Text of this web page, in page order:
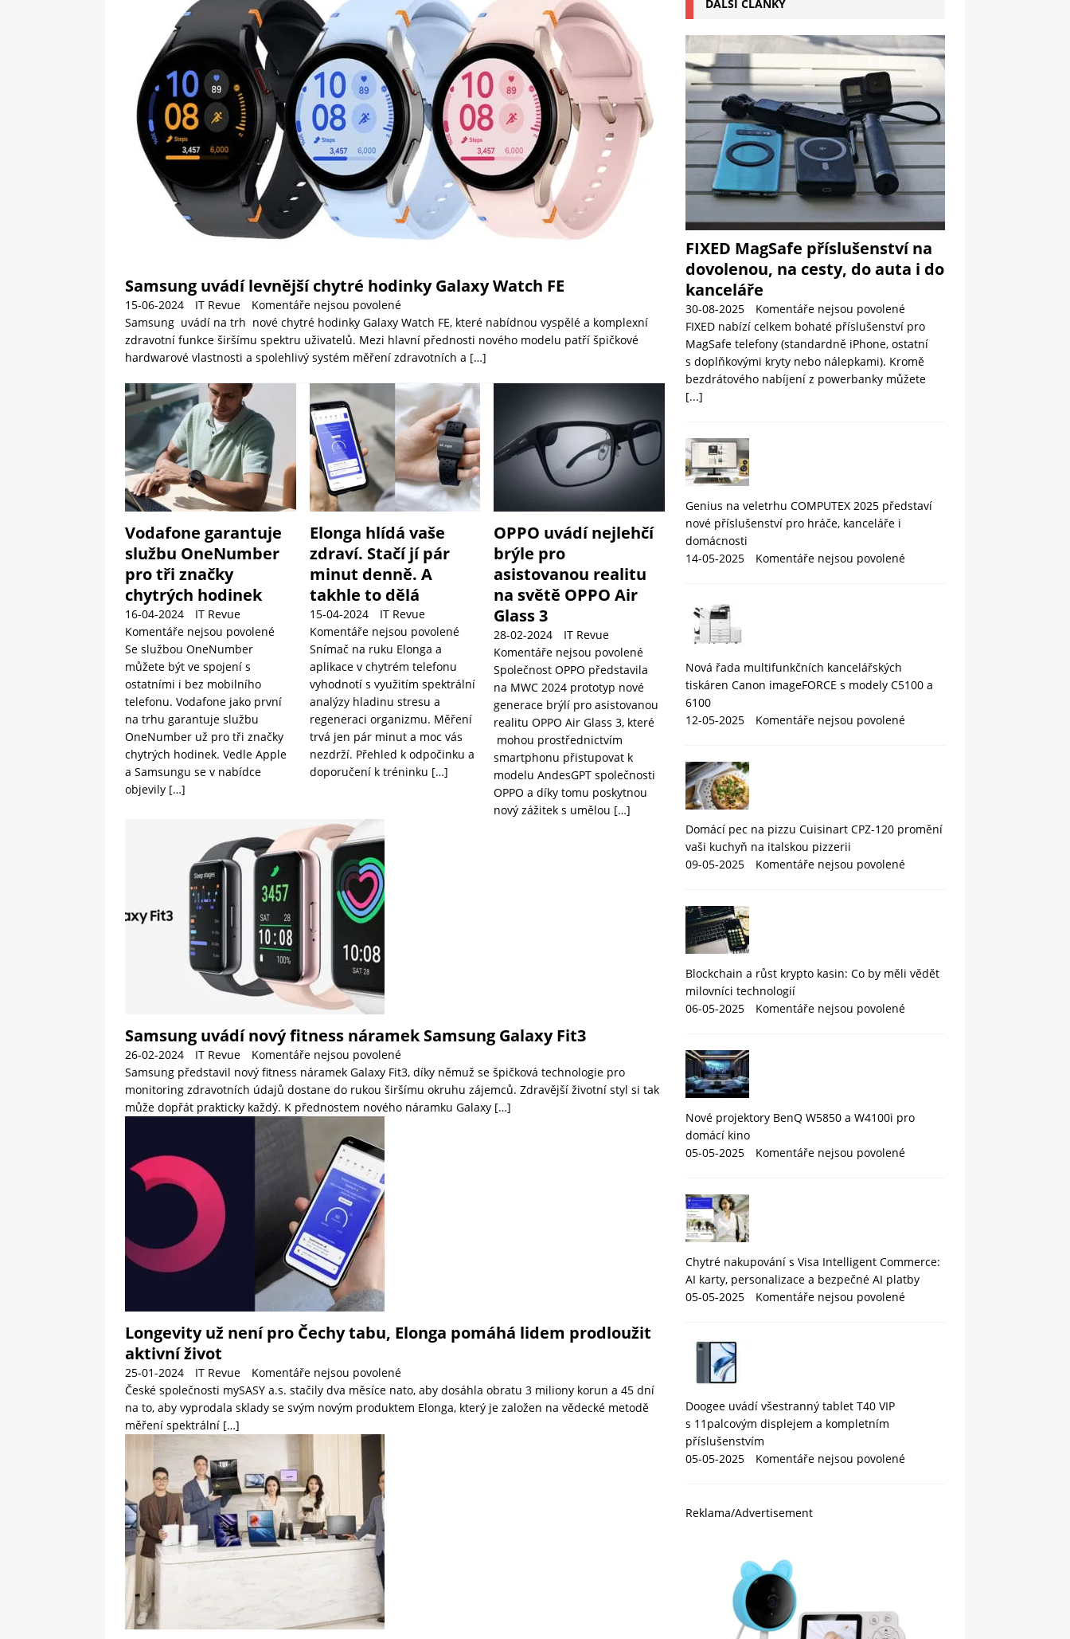
[ 09-05-2025 ] Domácí pec na pizzu Cuisinart CPZ-120 promění vaši kuchyň na italskou pizzerii
OSTATNÍ
[ 06-05-2025 ]
Blockchain a růst krypto kasin: Co by měli vědět milovníci technologií
SOFTWARE
Samsung uvádí levnější chytré hodinky Galaxy Watch FE
15-06-2024 IT Revue
Komentáře nejsou povolené
Samsung uvádí na trh nové chytré hodinky Galaxy Watch FE, které nabídnou vyspělé a komplexní
zdravotní funkce širšímu spektru uživatelů. Mezi hlavní přednosti nového modelu patří špičkové
hardwarové vlastnosti a spolehlivý systém měření zdravotních a […]
Vodafone garantuje
službu OneNumber
pro tři značky
chytrých hodinek
16-04-2024
IT Revue
Komentáře nejsou povolené
Se službou OneNumber
můžete být ve spojení s
ostatními i bez mobilního
telefonu. Vodafone jako první
na trhu garantuje službu
OneNumber už pro tři značky
chytrých hodinek. Vedle Apple
a Samsungu se v nabídce
objevily […]
Elonga hlídá vaše
zdraví. Stačí jí pár
minut denně. A
takhle to dělá
15-04-2024
IT Revue
Komentáře nejsou povolené
Snímač na ruku Elonga a
aplikace v chytrém telefonu
vyhodnotí s využitím spektrální
analýzy hladinu stresu a
regeneraci organizmu. Měření
trvá jen pár minut a moc vás
nezdrží. Přehled k odpočinku a
doporučení k tréninku […]
OPPO uvádí nejlehčí
brýle pro
asistovanou realitu
na světě OPPO Air
Glass 3
28-02-2024
IT Revue
Komentáře nejsou povolené
Společnost OPPO představila
na MWC 2024 prototyp nové
generace brýlí pro asistovanou
realitu OPPO Air Glass 3, které
mohou prostřednictvím
smartphonu přistupovat k
modelu AndesGPT společnosti
OPPO a díky tomu poskytnou
nový zážitek s umělou […]
Samsung uvádí nový fitness náramek Samsung Galaxy Fit3
26-02-2024 IT Revue
Komentáře nejsou povolené
Samsung představil nový fitness náramek Galaxy Fit3, díky němuž se špičková technologie pro
monitoring zdravotních údajů dostane do rukou širšímu okruhu zájemců. Zdravější životní styl si tak
může dopřát prakticky každý. K přednostem nového náramku Galaxy […]
Longevity už není pro Čechy tabu, Elonga pomáhá lidem prodloužit
aktivní život
25-01-2024 IT Revue
Komentáře nejsou povolené
České společnosti mySASY a.s. stačily dva měsíce nato, aby dosáhla obratu 3 miliony korun a 45 dní
na to, aby vyprodala sklady se svým novým produktem Elonga, který je založen na vědecké metodě
měření spektrální […]
DALŠÍ ČLÁNKY
FIXED MagSafe příslušenství na
dovolenou, na cesty, do auta i do
kanceláře
30-08-2025
Komentáře nejsou povolené
FIXED nabízí celkem bohaté příslušenství pro
MagSafe telefony (standardně iPhone, ostatní
s doplňkovými kryty nebo nálepkami). Kromě
bezdrátového nabíjení z powerbanky můžete
[...]
Genius na veletrhu COMPUTEX 2025 představí
nové příslušenství pro hráče, kanceláře i
domácnosti
14-05-2025
Komentáře nejsou povolené
Nová řada multifunkčních kancelářských
tiskáren Canon imageFORCE s modely C5100 a
6100
12-05-2025
Komentáře nejsou povolené
Domácí pec na pizzu Cuisinart CPZ-120 promění
vaši kuchyň na italskou pizzerii
09-05-2025
Komentáře nejsou povolené
Blockchain a růst krypto kasin: Co by měli vědět
milovníci technologií
06-05-2025
Komentáře nejsou povolené
Nové projektory BenQ W5850 a W4100i pro
domácí kino
05-05-2025
Komentáře nejsou povolené
Chytré nakupování s Visa Intelligent Commerce:
AI karty, personalizace a bezpečné AI platby
05-05-2025
Komentáře nejsou povolené
Doogee uvádí všestranný tablet T40 VIP
s 11palcovým displejem a kompletním
příslušenstvím
05-05-2025
Komentáře nejsou povolené
Reklama/Advertisement